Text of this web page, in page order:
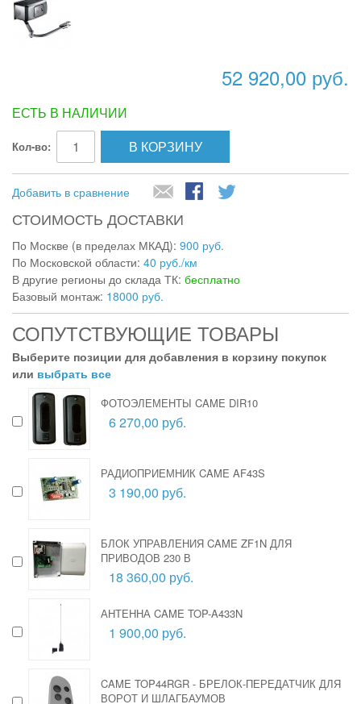
52 920,00 руб.
ЕСТЬ В НАЛИЧИИ
Кол-во: В КОРЗИНУ
Добавить в сравнение
СТОИМОСТЬ ДОСТАВКИ
По Москве (в пределах МКАД): 900 руб.
По Московской области: 40 руб./км
В другие регионы до склада ТК: бесплатно
Базовый монтаж: 18000 руб.
СОПУТСТВУЮЩИЕ ТОВАРЫ
Выберите позиции для добавления в корзину покупок
или выбрать все
ФОТОЭЛЕМЕНТЫ CAME DIR10
6 270,00 руб.
РАДИОПРИЕМНИК CAME AF43S
3 190,00 руб.
БЛОК УПРАВЛЕНИЯ CAME ZF1N ДЛЯ
ПРИВОДОВ 230 В
18 360,00 руб.
АНТЕННА CAME TOP-A433N
1 900,00 руб.
CAME TOP44RGR - БРЕЛОК-ПЕРЕДАТЧИК ДЛЯ
ВОРОТ И ШЛАГБАУМОВ